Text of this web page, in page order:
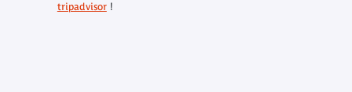
tripadvisor!